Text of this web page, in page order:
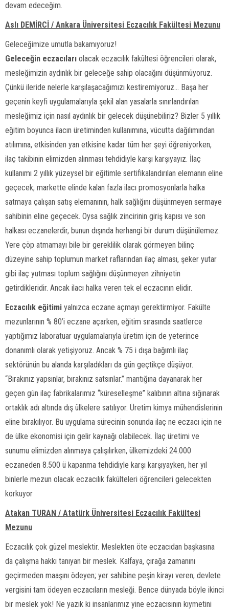
devam edeceğim.
Aslı DEMİRCİ / Ankara Üniversitesi Eczacılık Fakültesi Mezunu
Geleceğimize umutla bakamıyoruz!
Geleceğin eczacıları olacak eczacılık fakültesi öğrencileri olarak,
mesleğimizin aydınlık bir geleceğe sahip olacağını düşünmüyoruz.
Çünkü ileride nelerle karşılaşacağımızı kestiremiyoruz… Başa her
geçenin keyfi uygulamalarıyla şekil alan yasalarla sınırlandırılan
mesleğimiz için nasıl aydınlık bir gelecek düşünebiliriz? Bizler 5 yıllık
eğitim boyunca ilacın üretiminden kullanımına, vücutta dağılımından
atılımına, etkisinden yan etkisine kadar tüm her şeyi öğreniyorken,
ilaç takibinin elimizden alınması tehdidiyle karşı karşıyayız. İlaç
kullanımı 2 yıllık yüzeysel bir eğitimle sertifikalandırılan elemanın eline
geçecek; markette elinde kalan fazla ilacı promosyonlarla halka
satmaya çalışan satış elemanının, halk sağlığını düşünmeyen sermaye
sahibinin eline geçecek. Oysa sağlık zincirinin giriş kapısı ve son
halkası eczanelerdir, bunun dışında herhangi bir durum düşünülemez.
Yere çöp atmamayı bile bir gereklilik olarak görmeyen bilinç
düzeyine sahip toplumun market raflarından ilaç alması, şeker yutar
gibi ilaç yutması toplum sağlığını düşünmeyen zihniyetin
getirdikleridir. Ancak ilacı halka veren tek el eczacının elidir.
Eczacılık eğitimi yalnızca eczane açmayı gerektirmiyor. Fakülte
mezunlarının % 80’i eczane açarken, eğitim sırasında saatlerce
yaptığımız laboratuar uygulamalarıyla üretim için de yeterince
donanımlı olarak yetişiyoruz. Ancak % 75 i dışa bağımlı ilaç
sektörünün bu alanda karşıladıkları da gün geçtikçe düşüyor.
“Bırakınız yapsınlar, bırakınız satsınlar.” mantığına dayanarak her
geçen gün ilaç fabrikalarımız “küreselleşme” kalıbının altına sığınarak
ortaklık adı altında dış ülkelere satılıyor. Üretim kimya mühendislerinin
eline bırakılıyor. Bu uygulama sürecinin sonunda ilaç ne eczacı için ne
de ülke ekonomisi için gelir kaynağı olabilecek. İlaç üretimi ve
sunumu elimizden alınmaya çalışılırken, ülkemizdeki 24.000
eczaneden 8.500 ü kapanma tehdidiyle karşı karşıyayken, her yıl
binlerle mezun olacak eczacılık fakülteleri öğrencileri gelecekten
korkuyor
Atakan TURAN / Atatürk Üniversitesi Eczacılık Fakültesi
Mezunu
Eczacılık çok güzel meslektir. Meslekten öte eczacıdan başkasına
da çalışma hakkı tanıyan bir meslek. Kalfaya, çırağa zamanını
geçirmeden maaşını ödeyen; yer sahibine peşin kirayı veren; devlete
vergisini tam ödeyen eczacıların mesleği. Bence dünyada böyle ikinci
bir meslek yok! Ne yazık ki insanlarımız yine eczacısının kıymetini